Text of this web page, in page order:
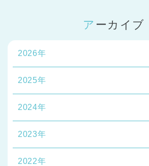
アーカイブ
2026年
2025年
2024年
2023年
2022年